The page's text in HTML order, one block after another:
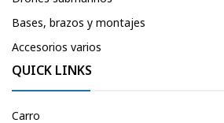
Bases, brazos y montajes
Accesorios varios
QUICK LINKS
Carro